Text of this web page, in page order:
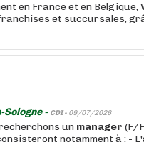
en France et en Belgique,
et succursales,
Sologne - CDI - 09/07/2026
un manager (F/
notamment à : -